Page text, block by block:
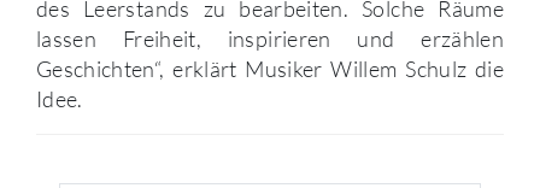
des Leerstands zu bearbeiten. Solche Räume
lassen Freiheit, inspirieren und erzählen
Geschichten“, erklärt Musiker Willem Schulz die
Idee.